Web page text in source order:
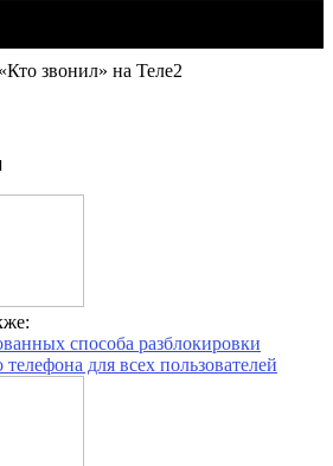
звонил» на Теле2
способа разблокировки
для всех пользователей